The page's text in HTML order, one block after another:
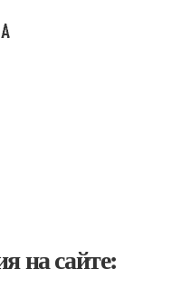
на сайте: